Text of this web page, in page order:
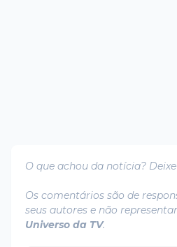
O que achou da notícia?
Os comentários são de
seus autores e não
Universo da TV.